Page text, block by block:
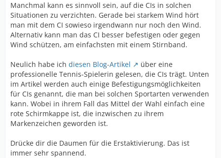
Manchmal kann es sinnvoll sein, auf die CIs in solchen
Situationen zu verzichten. Gerade bei starkem Wind hört
man mit dem CI sowieso irgendwann nur noch den Wind.
Alternativ kann man das CI besser befestigen oder gegen
Wind schützen, am einfachsten mit einem Stirnband.
Neulich habe ich diesen Blog-Artikel
über eine
professionelle Tennis-Spielerin gelesen, die CIs trägt. Unten
im Artikel werden auch einige Befestigungsmöglichkeiten
für CIs genannt, die man bei solchen Sportarten verwenden
kann. Wobei in ihrem Fall das Mittel der Wahl einfach eine
rote Schirmkappe ist, die inzwischen zu ihrem
Markenzeichen geworden ist.
Drücke dir die Daumen für die Erstaktivierung. Das ist
immer sehr spannend.